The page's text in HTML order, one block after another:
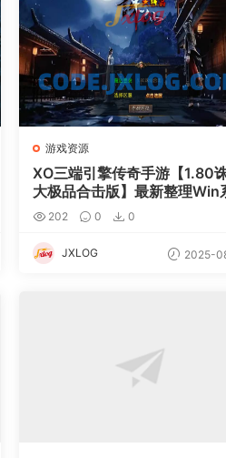
游戏资源
XO三端引擎传奇手游【1.80
大极品合击版】最新整理Win
服务端+PC安卓苹果三端+加
具+详细搭建教程
202 0 0
JXLOG 2025-